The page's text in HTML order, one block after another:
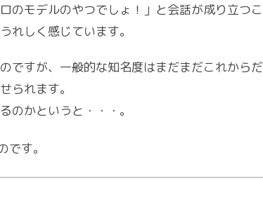
のモデルのやつでしょ！」と会話が成り立つこ
れしく感じています。
ですが、一般的な知名度はまだまだこれからだ
られます。
のかというと・・・。
です。